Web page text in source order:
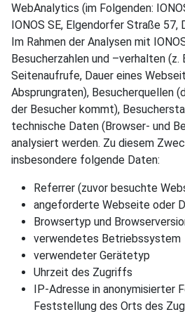
WebAnalytics (im Folgenden:
IONOS SE, Elgendorfer Straße 57,
Im Rahmen der Analysen mit
Besucherzahlen und –verhalten (z.
Seitenaufrufe, Dauer eines
Absprungraten), Besucherquellen
der Besucher kommt),
technische Daten (Browser- und
analysiert werden. Zu diesem
insbesondere folgende Daten:
Referrer (zuvor besuchte
angeforderte Webseite oder
Browsertyp und
verwendetes Betriebssystem
verwendeter Gerätetyp
Uhrzeit des Zugriffs
IP-Adresse in anonymisierter
Feststellung des Orts des